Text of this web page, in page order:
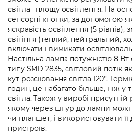
світла і площу освітлення. На
сенсорні кнопки, за допомогою
яскравість освітлення (5 рівнів),
світіння (теплий, нейтральний,
включати і вимикати
Настільна лампа потужністю 8
типу SMD 2835, світловий потік
кут розсіювання світла 120°.
годин, це набагато більше, ніж у
світла. Також у виробі присутній
якому через шнур до лампи
чи планшет, і використовувати
пристроїв.